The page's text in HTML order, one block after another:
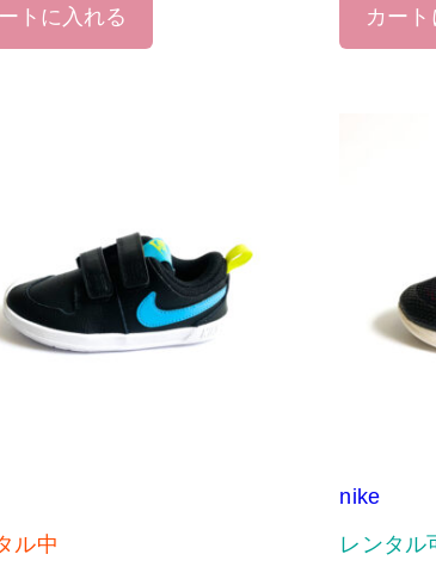
トに入れる カー
ル中
nike
レンタル